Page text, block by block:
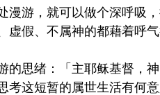
漫游，就可以做个深呼吸
假、不属神的都藉着呼气
的思绪：「主耶稣基督，
这短暂的属世生活有何意